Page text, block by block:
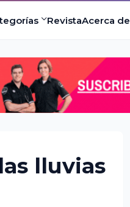
RevistaAcerca de
lluvias